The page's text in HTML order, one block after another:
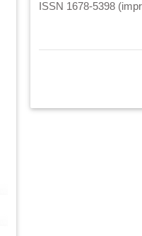
ISSN 1678-5398